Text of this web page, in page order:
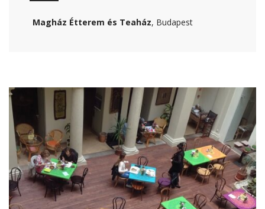
Magház Étterem és Teaház, Budapest